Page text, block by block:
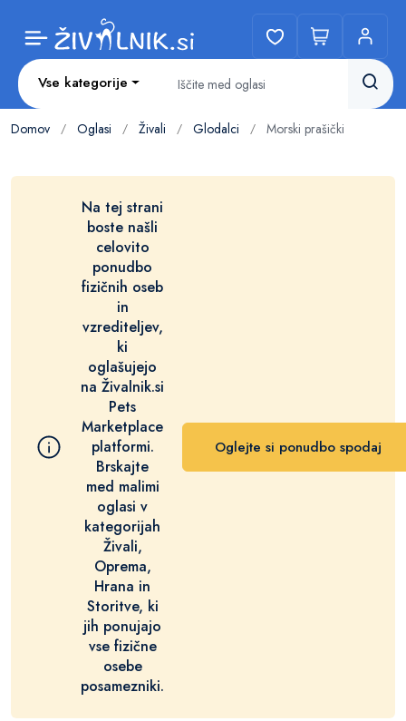
Vse kategorije
Domov / Oglasi / Živali / Glodalci / Morski prašički
Na tej strani
boste našli
celovito
ponudbo
fizičnih oseb
in
vzrediteljev,
ki
oglašujejo
na Živalnik.si
Pets
Marketplace
platformi.
Brskajte
med malimi
oglasi v
kategorijah
Živali,
Oprema,
Hrana in
Storitve, ki
jih ponujajo
vse fizične
osebe
posamezniki.
Oglejte si ponudbo spodaj